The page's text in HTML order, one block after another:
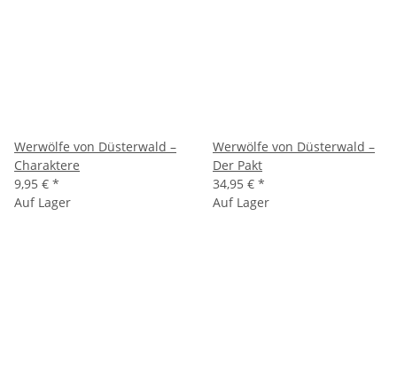
Werwölfe von Düsterwald –
Charaktere
9,95 € *
Werwölfe von Düsterwald –
Der Pakt
34,95 € *
Auf Lager
Auf Lager